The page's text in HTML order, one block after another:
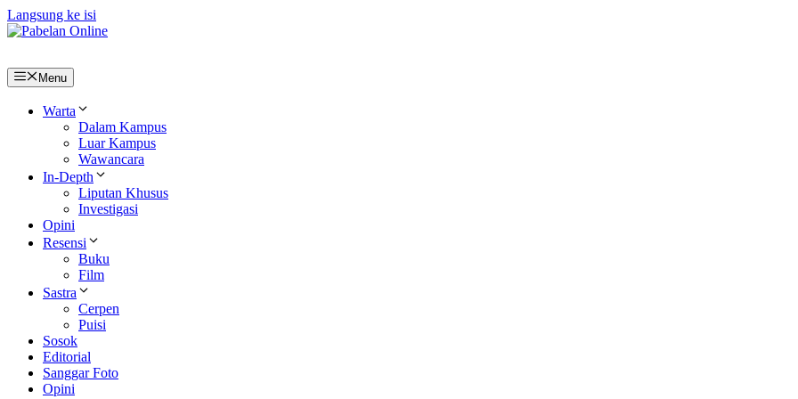
Langsung ke isi
Menu
Warta
Dalam Kampus
Luar Kampus
Wawancara
In-Depth
Liputan Khusus
Investigasi
Opini
Resensi
Buku
Film
Sastra
Cerpen
Puisi
Sosok
Editorial
Sanggar Foto
Opini